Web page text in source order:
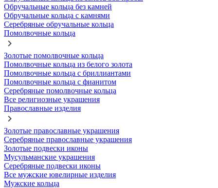
Обручальные кольца без камней
Обручальные кольца с камнями
Серебряные обручальные кольца
Помолвочные кольца
Золотые помолвочные кольца
Помолвочные кольца из белого золота
Помолвочные кольца с бриллиантами
Помолвочные кольца с фианитом
Серебряные помолвочные кольца
Все религиозные украшения
Православные изделия
Золотые православные украшения
Серебряные православные украшения
Золотые подвески иконы
Мусульманские украшения
Серебряные подвески иконы
Все мужские ювелирные изделия
Мужские кольца